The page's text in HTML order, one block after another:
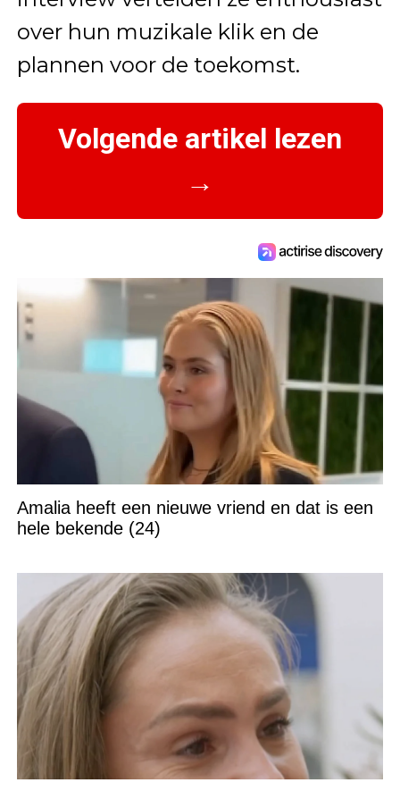
over hun muzikale klik en de
plannen voor de toekomst.
Volgende artikel lezen
→
Amalia heeft een nieuwe vriend en dat is een
hele bekende (24)